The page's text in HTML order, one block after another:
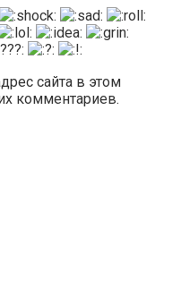
сайта в этом
комментариев.